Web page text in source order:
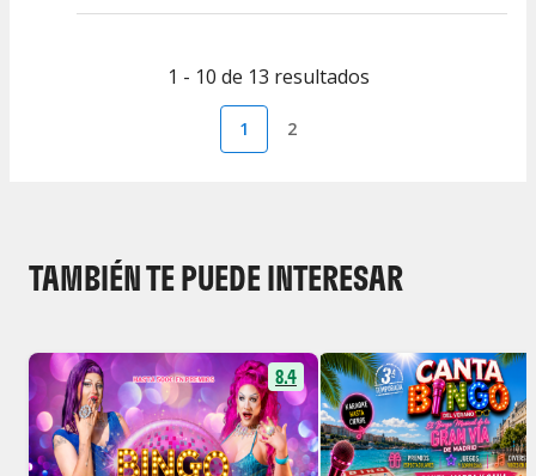
1 - 10 de 13 resultados
1 2
TAMBIÉN TE PUEDE INTERESAR
8.4